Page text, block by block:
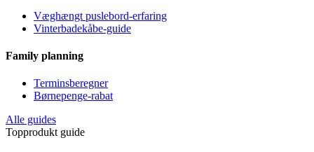
Væghængt puslebord-erfaring
Vinterbadekåbe-guide
Family planning
Terminsberegner
Børnepenge-rabat
Alle guides
Topprodukt guide